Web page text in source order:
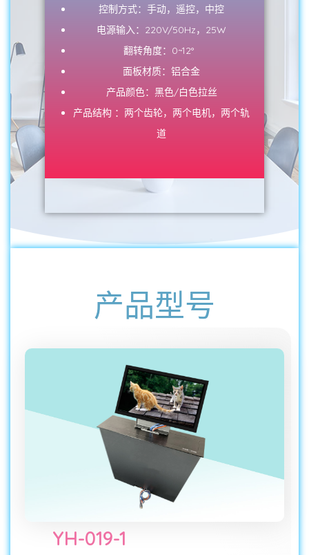
控制方式：手动，遥控，中控
电源输入：220V/50Hz，25W
翻转角度：0~12°
面板材质：铝合金
产品颜色：黑色/白色拉丝
产品结构 ：两个齿轮，两个电机，两个轨
道
产品型号
YH-019-1